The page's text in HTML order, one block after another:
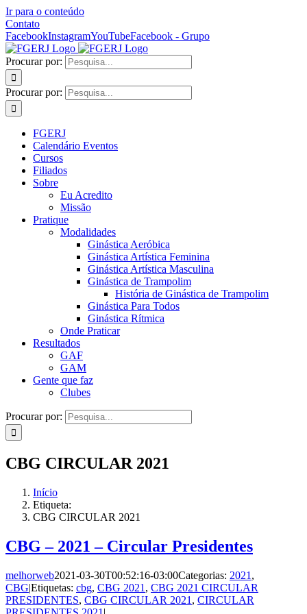
Ir para o conteúdo
Contato
FacebookInstagramYouTubeFacebook - Grupo
Procurar por:
Procurar por:
FGERJ
Calendário Eventos
Cursos
Filiados
Sobre
Eu Acredito
Missão
Pratique
Modalidades
Ginástica Aeróbica
Ginástica Artística Feminina
Ginástica Artística Masculina
Ginástica de Trampolim
História de Ginástica de Trampolim
Ginástica Para Todos
Ginástica Rítmica
Onde Praticar
Resultados
GAF
GAM
Gente que faz
Clubes
Procurar por:
CBG CIRCULAR 2021
Início
Etiqueta:
CBG CIRCULAR 2021
CBG – 2021 – Circular Presidentes
melhorweb2021-03-30T00:52:16-03:00Categorias: 2021 ,
CBG|Etiquetas: cbg, CBG 2021 , CBG 2021 CIRCULAR
PRESIDENTES, CBG CIRCULAR 2021 , CIRCULAR